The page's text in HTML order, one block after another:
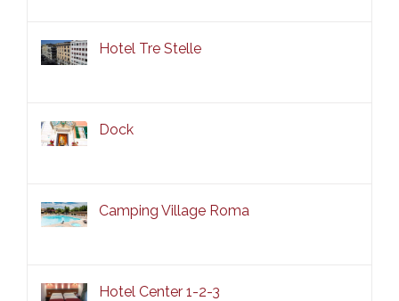
Hotel Tre Stelle
Dock
Camping Village Roma
Hotel Center 1-2-3